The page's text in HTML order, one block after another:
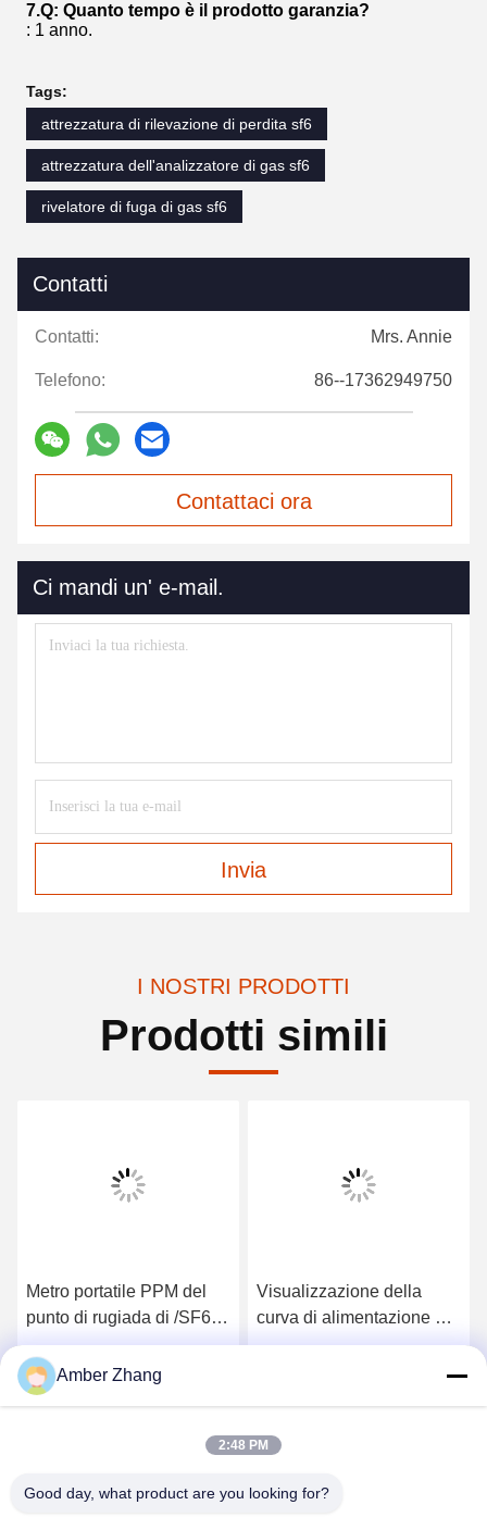
7.Q: Quanto tempo è il prodotto garanzia?
: 1 anno.
Tags:
attrezzatura di rilevazione di perdita sf6
attrezzatura dell'analizzatore di gas sf6
rivelatore di fuga di gas sf6
Contatti
Contatti: Mrs. Annie
Telefono: 86--17362949750
Contattaci ora
Ci mandi un' e-mail.
Invia
I NOSTRI PRODOTTI
Prodotti simili
Metro portatile PPM del
punto di rugiada di /SF6
dell'analizzatore di gas
SF6 di alta precisione
Ottieni il miglior prezzo
Visualizzazione della
curva di alimentazione di
potere di CA 220V
Amber Zhang
2:48 PM
Good day, what product are you looking for?